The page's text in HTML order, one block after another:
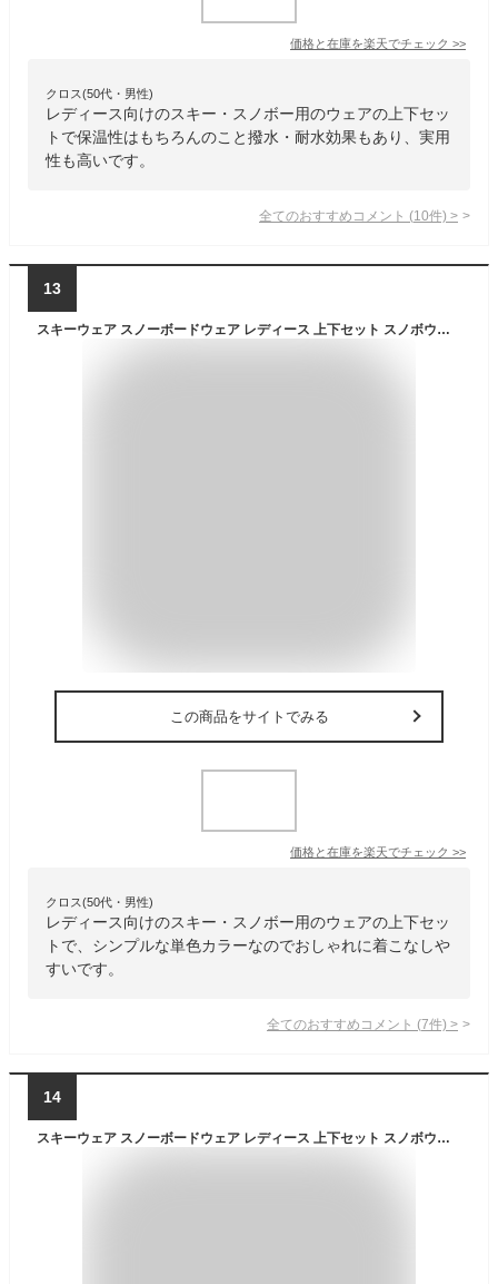
価格と在庫を楽天でチェック >>
クロス(50代・男性)
レディース向けのスキー・スノボー用のウェアの上下セッ
トで保温性はもちろんのこと撥水・耐水効果もあり、実用
性も高いです。
全てのおすすめコメント (10件) >
13
スキーウェア スノーボードウェア レディース 上下セット スノボウェア スノボーウェア スノーウェア ボードウェア スキー スノーボード スノボ スノボー スノー ウェア ボード ジャケット パンツ 上下 セット おしゃれ かわいい 2024-2025 新作 送料無料
この商品をサイトでみる
価格と在庫を楽天でチェック >>
クロス(50代・男性)
レディース向けのスキー・スノボー用のウェアの上下セッ
トで、シンプルな単色カラーなのでおしゃれに着こなしや
すいです。
全てのおすすめコメント (7件) >
14
スキーウェア スノーボードウェア レディース 上下セット スノボウェア スノボーウェア スノーウェア ボードウェア スキー スノーボード スノボ スノボー スノー ウェア ボード ジャケット パンツ 上下 セット おしゃれ かわいい 2024-2025 新作 送料無料